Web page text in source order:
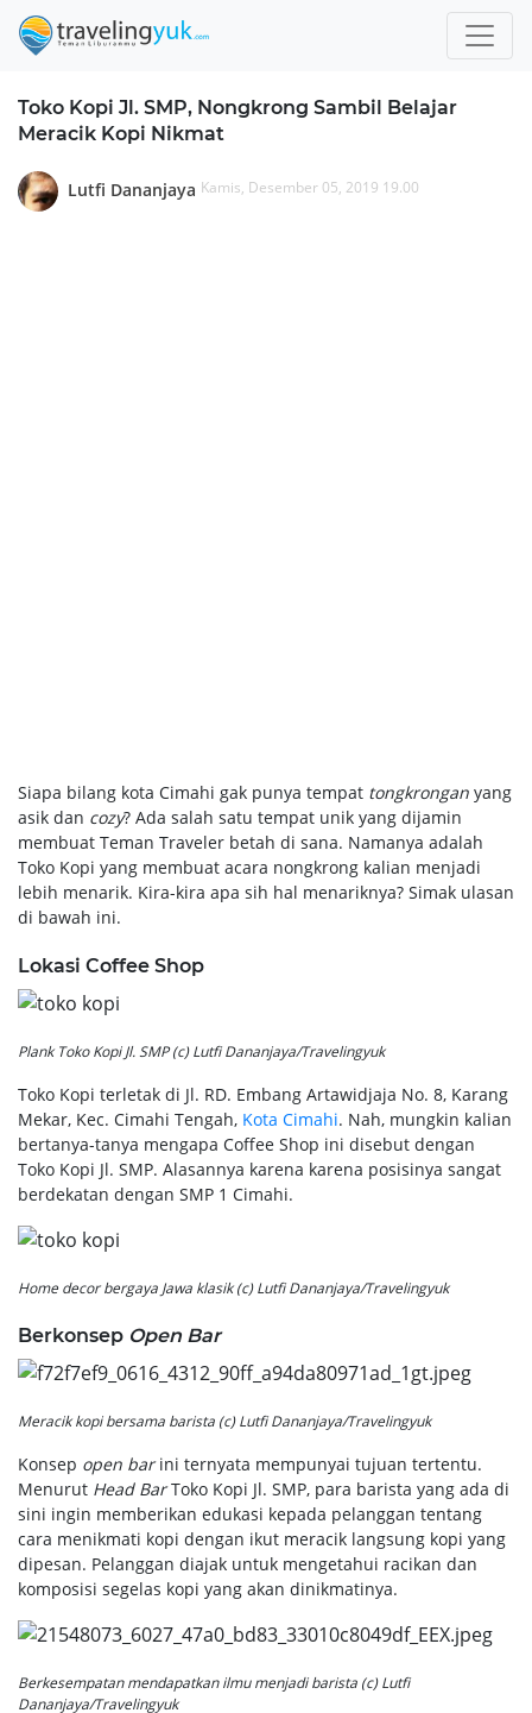
Toko Kopi Jl. SMP, Nongkrong Sambil Belajar
Meracik Kopi Nikmat
Lutfi Dananjaya Kamis, Desember 05, 2019 19.00
Siapa bilang kota Cimahi gak punya tempat tongkrongan yang
asik dan cozy? Ada salah satu tempat unik yang dijamin
membuat Teman Traveler betah di sana. Namanya adalah
Toko Kopi yang membuat acara nongkrong kalian menjadi
lebih menarik. Kira-kira apa sih hal menariknya? Simak ulasan
di bawah ini.
Lokasi Coffee Shop
Plank Toko Kopi Jl. SMP (c) Lutfi Dananjaya/Travelingyuk
Toko Kopi terletak di Jl. RD. Embang Artawidjaja No. 8, Karang
Mekar, Kec. Cimahi Tengah, Kota Cimahi. Nah, mungkin kalian
bertanya-tanya mengapa Coffee Shop ini disebut dengan
Toko Kopi Jl. SMP. Alasannya karena karena posisinya sangat
berdekatan dengan SMP 1 Cimahi.
Home decorbergaya Jawa klasik (c) Lutfi Dananjaya/Travelingyuk
Berkonsep Open Bar
Meracik kopi bersama barista (c) Lutfi Dananjaya/Travelingyuk
Konsep open barini ternyata mempunyai tujuan tertentu.
Menurut Head BarToko Kopi Jl. SMP, para barista yang ada di
sini ingin memberikan edukasi kepada pelanggan tentang
cara menikmati kopi dengan ikut meracik langsung kopi yang
dipesan. Pelanggan diajak untuk mengetahui racikan dan
komposisi segelas kopi yang akan dinikmatinya.
Berkesempatan mendapatkan ilmu menjadi barista (c) Lutfi
Dananjaya/Travelingyuk